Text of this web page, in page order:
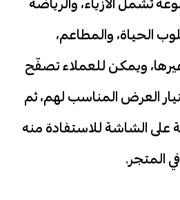
الحياة، والمطاعم،
ويمكن للعملاء تصفّح
العرض المناسب لهم، ثم
على الشاشة للاستفادة منه
المتجر.